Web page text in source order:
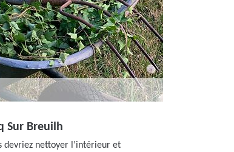
Sur Breuilh
devriez nettoyer l’intérieur et